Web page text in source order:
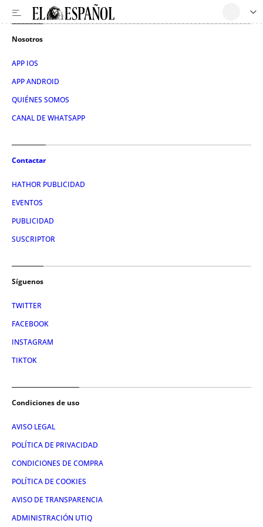
Nosotros
APP IOS
APP ANDROID
QUIÉNES SOMOS
CANAL DE WHATSAPP
Contactar
HATHOR PUBLICIDAD
EVENTOS
PUBLICIDAD
SUSCRIPTOR
Síguenos
TWITTER
FACEBOOK
INSTAGRAM
TIKTOK
Condiciones de uso
AVISO LEGAL
POLÍTICA DE PRIVACIDAD
CONDICIONES DE COMPRA
POLÍTICA DE COOKIES
AVISO DE TRANSPARENCIA
ADMINISTRACIÓN UTIQ